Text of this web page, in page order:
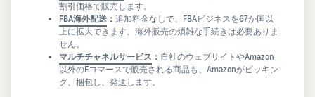
割引価格で販売します。
FBA海外配送 ： 追加料金なしで、FBAビジネスを67か国以
上に拡大できます。海外販売の煩雑な手続きは必要ありま
せん。
マルチチャネルサービス ： 自社のウェブサイトやAmazon
以外のEコマースで販売される商品も、Amazonがピッキン
グ、梱包し、発送します。